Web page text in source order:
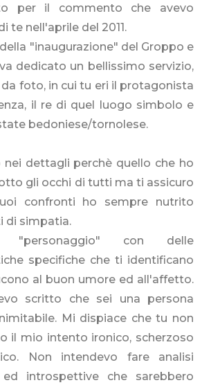
per il commento che avevo
te nell'aprile del 2011.
"inaugurazione" del Groppo e
dedicato un bellissimo servizio,
foto, in cui tu eri il protagonista
il re di quel luogo simbolo e
bedoniese/tornolese.
nei dettagli perchè quello che ho
gli occhi di tutti ma ti assicuro
confronti ho sempre nutrito
di simpatia.
con delle
specifiche che ti identificano
al buon umore ed all'affetto.
scritto che sei una persona
Mi dispiace che tu non
il mio intento ironico, scherzoso
Non intendevo fare analisi
introspettive che sarebbero